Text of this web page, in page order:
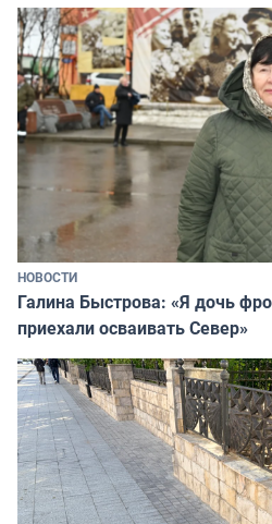
НОВОСТИ
Галина Быстрова: «Я дочь
приехали осваивать Север»